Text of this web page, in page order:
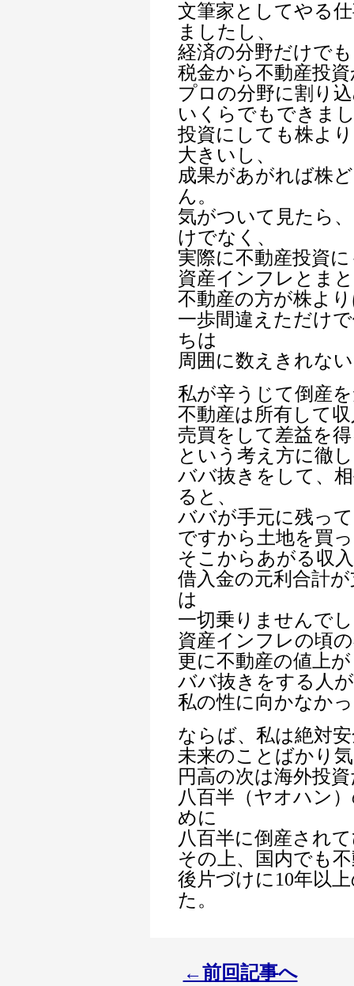
文筆家としてやる
ましたし、
経済の分野だけで
税金から不動産投
プロの分野に割り
いくらでもできま
投資にしても株よ
大きいし、
成果があがれば株
ん。
気がついて見たら
けでなく、
実際に不動産投資
資産インフレとま
不動産の方が株よ
一歩間違えただけ
ちは
周囲に数えきれな
私が辛うじて倒産
不動産は所有して
売買をして差益を
という考え方に徹
ババ抜きをして、
ると、
ババが手元に残っ
ですから土地を買
そこからあがる収
借入金の元利合計
は
一切乗りませんで
資産インフレの頃
更に不動産の値上
ババ抜きをする人
私の性に向かなか
ならば、私は絶対
未来のことばかり
円高の次は海外投
八百半（ヤオハン
めに
八百半に倒産され
その上、国内でも
後片づけに10年以
た。
←前回記事へ